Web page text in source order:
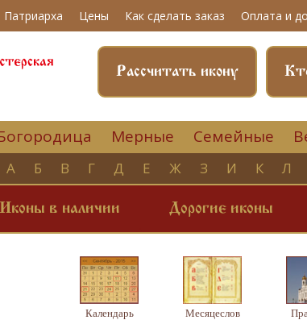
Патриарха Цены Как сделать заказ Оплата и
Рассчитать икону
Мерные Семейные
А Б В Г Д Е Ж З И К Л
Иконы в наличии Дорогие иконы
Календарь Месяцеслов